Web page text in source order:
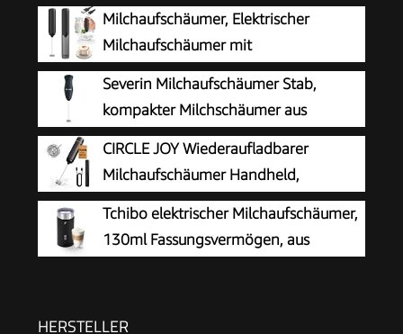
Milchaufschäumer, Elektrischer
Milchaufschäumer mit
Aufbewahrungsrohr, Tragbarer
Handaufschäumer mit 14.000 U/min, Mini Mixer
für Matcha Latte, Cappuccino,
Küchenaccessoires
Severin Milchaufschäumer Stab,
kompakter Milchschäumer aus
Edelstahl, elektrischer
Milchaufschäumer mit Batteriebetrieb und
einfacher Handhabung, inkl. 2 Batterien,
schwarz, SM 3590
CIRCLE JOY Wiederaufladbarer
Milchaufschäumer Handheld,
Elektrischer Kaffee-Aufschäumer,
Tragbarer Handaufschäumer, Zauberstab,
Getränkemixer für Matcha Lattes Cappuccino,
Tchibo elektrischer Milchaufschäumer,
130ml Fassungsvermögen, aus
Milchschaum, für Latte Macchiato, Cappuccino
HERSTELLER